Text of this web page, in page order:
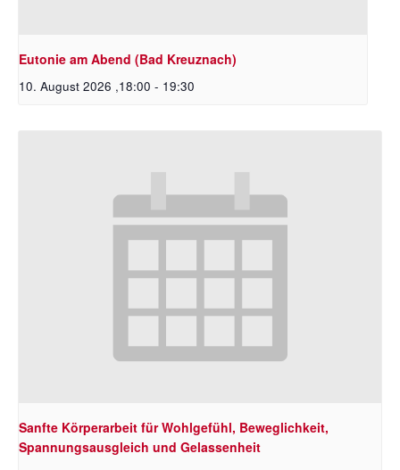
Eutonie am Abend (Bad Kreuznach)
10. August 2026 ,18:00 - 19:30
Sanfte Körperarbeit für Wohlgefühl, Beweglichkeit,
Spannungsausgleich und Gelassenheit